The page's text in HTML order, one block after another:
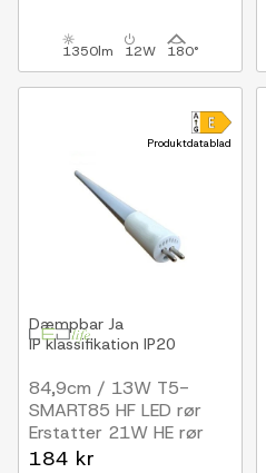
1350lm 12W 180°
Produktdatablad
Dæmpbar Ja
IP klassifikation IP20
84,9cm / 13W T5-
SMART85 HF LED rør
Erstatter 21W HE rør
184 kr